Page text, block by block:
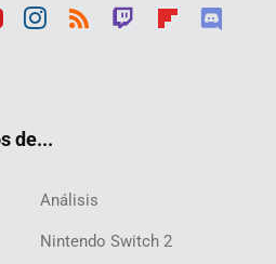
de...
Análisis
Nintendo Switch 2